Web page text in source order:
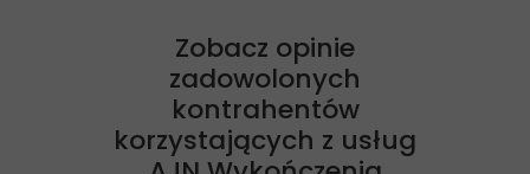
Zobacz opinie
zadowolonych
kontrahentów
korzystających z usług